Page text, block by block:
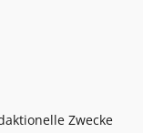
Zwecke